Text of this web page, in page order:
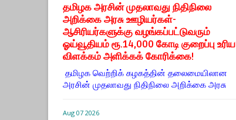
தமிழக அரசின் முதலாவது நிதிநிலை
அறிக்கை அரசு ஊழியர்கள்-
ஆசிரியர்களுக்கு வழங்கப்பட்டுவரும்
ஓய்வூதியம் ரூ.14,000 கோடி குறைப்பு உரிய
விளக்கம் அளிக்கக் கோரிக்கை!
தமிழக வெற்றிக் கழகத்தின் தலைமையிலான
அரசின் முதலாவது நிதிநிலை அறிக்கை அரசு
Aug 07 2026